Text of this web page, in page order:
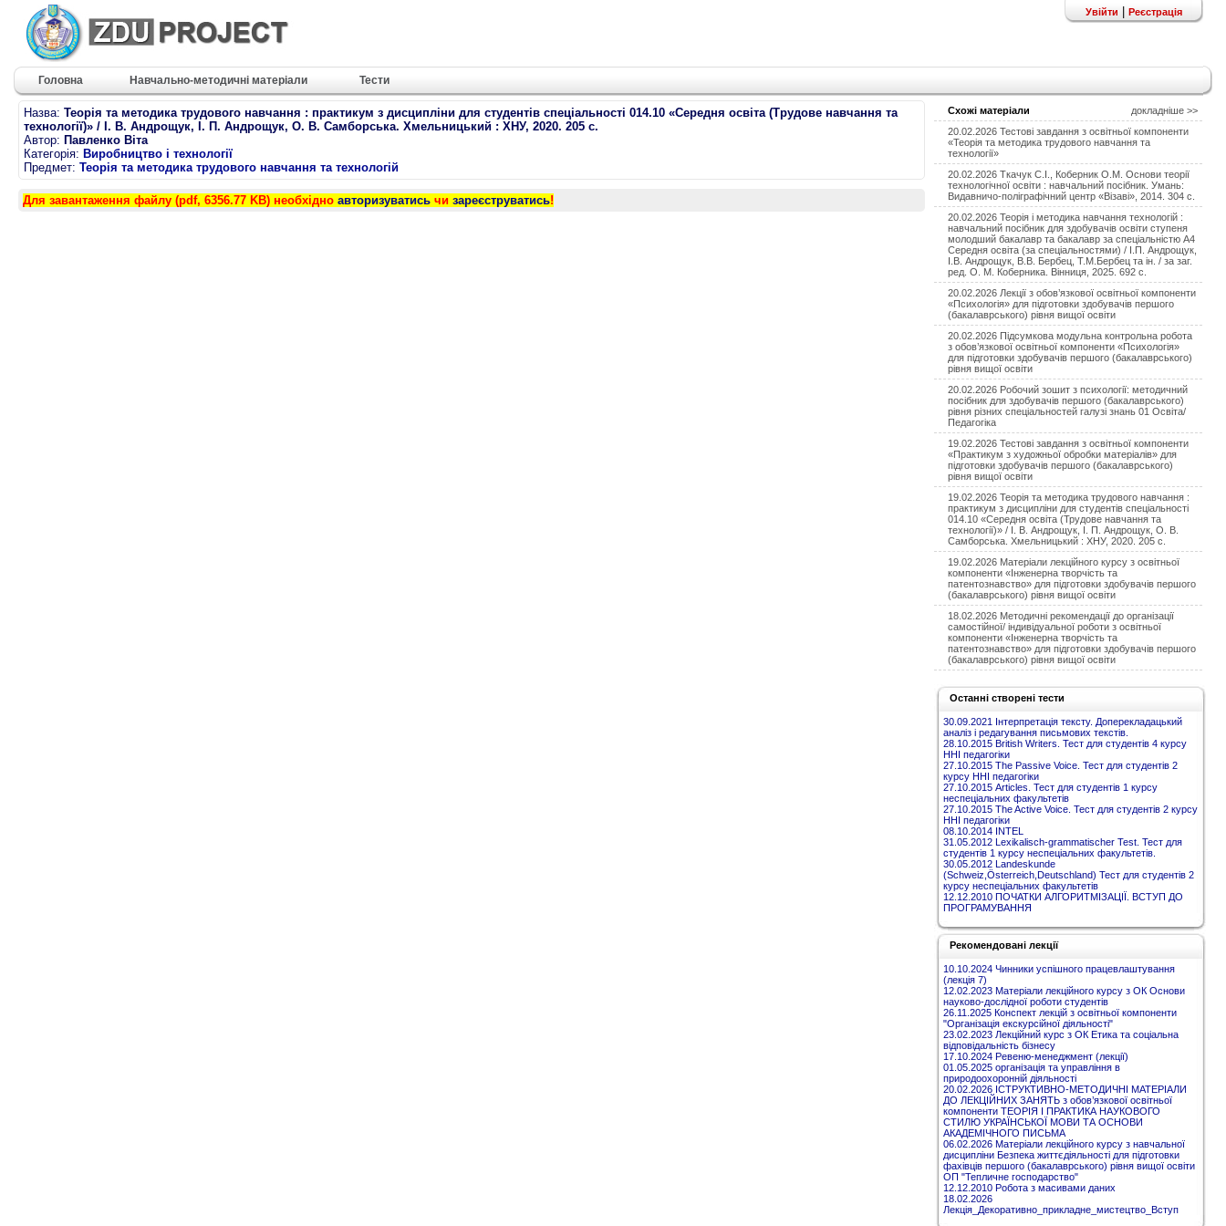
Увійти Реєстрація
Головна Навчально-методичні матеріали Тести
Назва: Теорія та методика трудового навчання : практикум з дисципліни для студентів спеціальності 014.10 «Середня освіта (Трудове навчання та
технології)» / І. В. Андрощук, І. П. Андрощук, О. В. Самборська. Хмельницький : ХНУ, 2020. 205 с.
Автор: Павленко Віта
Категорія: Виробництво і технології
Предмет: Теорія та методика трудового навчання та технологій
Для завантаження файлу (pdf, 6356.77 KB) необхідно авторизуватись чи зареєструватись!
Схожі матеріали
докладніше >>
20.02.2026 Тестові завдання з освітньої компоненти
«Теорія та методика трудового навчання та
технології»
20.02.2026 Ткачук С.І., Коберник О.М. Основи теорії
технологічної освіти : навчальний посібник. Умань:
Видавничо-поліграфічний центр «Візаві», 2014. 304 с.
20.02.2026 Теорія і методика навчання технологій :
навчальний посібник для здобувачів освіти ступеня
молодший бакалавр та бакалавр за спеціальністю А4
Середня освіта (за спеціальностями) / І.П. Андрощук,
І.В. Андрощук, В.В. Бербец, Т.М.Бербец та ін. / за заг.
ред. О. М. Коберника. Вінниця, 2025. 692 с.
20.02.2026 Лекції з обов’язкової освітньої компоненти
«Психологія» для підготовки здобувачів першого
(бакалаврського) рівня вищої освіти
20.02.2026 Підсумкова модульна контрольна робота
з обов’язкової освітньої компоненти «Психологія»
для підготовки здобувачів першого (бакалаврського)
рівня вищої освіти
20.02.2026 Робочий зошит з психології: методичний
посібник для здобувачів першого (бакалаврського)
рівня різних спеціальностей галузі знань 01 Освіта/
Педагогіка
19.02.2026 Тестові завдання з освітньої компоненти
«Практикум з художньої обробки матеріалів» для
підготовки здобувачів першого (бакалаврського)
рівня вищої освіти
19.02.2026 Теорія та методика трудового навчання :
практикум з дисципліни для студентів спеціальності
014.10 «Середня освіта (Трудове навчання та
технології)» / І. В. Андрощук, І. П. Андрощук, О. В.
Самборська. Хмельницький : ХНУ, 2020. 205 с.
19.02.2026 Матеріали лекційного курсу з освітньої
компоненти «Інженерна творчість та
патентознавство» для підготовки здобувачів першого
(бакалаврського) рівня вищої освіти
18.02.2026 Методичні рекомендації до організації
самостійної/ індивідуальної роботи з освітньої
компоненти «Інженерна творчість та
патентознавство» для підготовки здобувачів першого
(бакалаврського) рівня вищої освіти
Останні створені тести
30.09.2021 Інтерпретація тексту. Доперекладацький
аналіз і редагування письмових текстів.
28.10.2015 British Writers. Тест для студентів 4 курсу
ННІ педагогіки
27.10.2015 The Passive Voice. Тест для студентів 2
курсу ННІ педагогіки
27.10.2015 Articles. Тест для студентів 1 курсу
неспеціальних факультетів
27.10.2015 The Active Voice. Тест для студентів 2 курсу
ННІ педагогіки
08.10.2014 INTEL
31.05.2012 Lexikalisch-grammatischer Test. Тест для
студентів 1 курсу неспеціальних факультетів.
30.05.2012 Landeskunde
(Schweiz,Österreich,Deutschland) Тест для студентів 2
курсу неспеціальних факультетів
12.12.2010 ПОЧАТКИ АЛГОРИТМІЗАЦІЇ. ВСТУП ДО
ПРОГРАМУВАННЯ
Рекомендовані лекції
10.10.2024 Чинники успішного працевлаштування
(лекція 7)
12.02.2023 Матеріали лекційного курсу з ОК Основи
науково-дослідної роботи студентів
26.11.2025 Конспект лекцій з освітньої компоненти
"Організація екскурсійної діяльності"
23.02.2023 Лекційний курс з ОК Етика та соціальна
відповідальність бізнесу
17.10.2024 Ревеню-менеджмент (лекції)
01.05.2025 організація та управління в
природоохоронній діяльності
20.02.2026 ІСТРУКТИВНО-МЕТОДИЧНІ МАТЕРІАЛИ
ДО ЛЕКЦІЙНИХ ЗАНЯТЬ з обов’язкової освітньої
компоненти ТЕОРІЯ І ПРАКТИКА НАУКОВОГО
СТИЛЮ УКРАЇНСЬКОЇ МОВИ ТА ОСНОВИ
АКАДЕМІЧНОГО ПИСЬМА
06.02.2026 Матеріали лекційного курсу з навчальної
дисципліни Безпека життєдіяльності для підготовки
фахівців першого (бакалаврського) рівня вищої освіти
ОП "Тепличне господарство"
12.12.2010 Робота з масивами даних
18.02.2026
Лекція_Декоративно_прикладне_мистецтво_Вступ